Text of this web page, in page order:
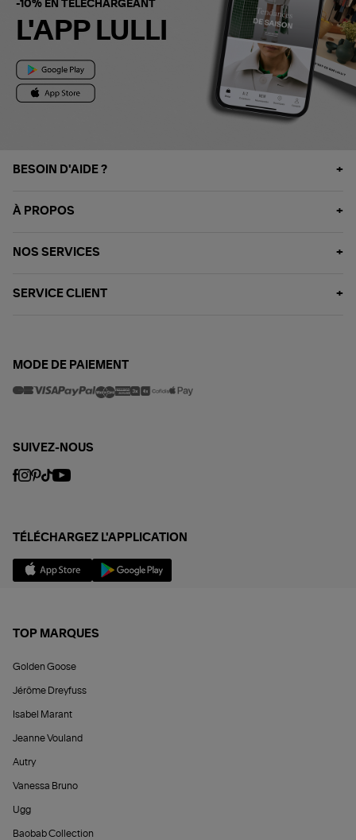
-10% EN TÉLÉCHARGEANT
L'APP LULLI
BESOIN D'AIDE ?
À PROPOS
NOS SERVICES
SERVICE CLIENT
MODE DE PAIEMENT
SUIVEZ-NOUS
TÉLÉCHARGEZ L'APPLICATION
TOP MARQUES
Golden Goose
Jérôme Dreyfuss
Isabel Marant
Jeanne Vouland
Autry
Vanessa Bruno
Ugg
Baobab Collection